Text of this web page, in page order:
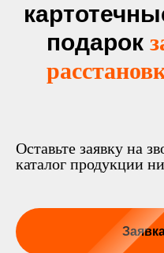
подарок
Оставьте заявку на
каталог продукции